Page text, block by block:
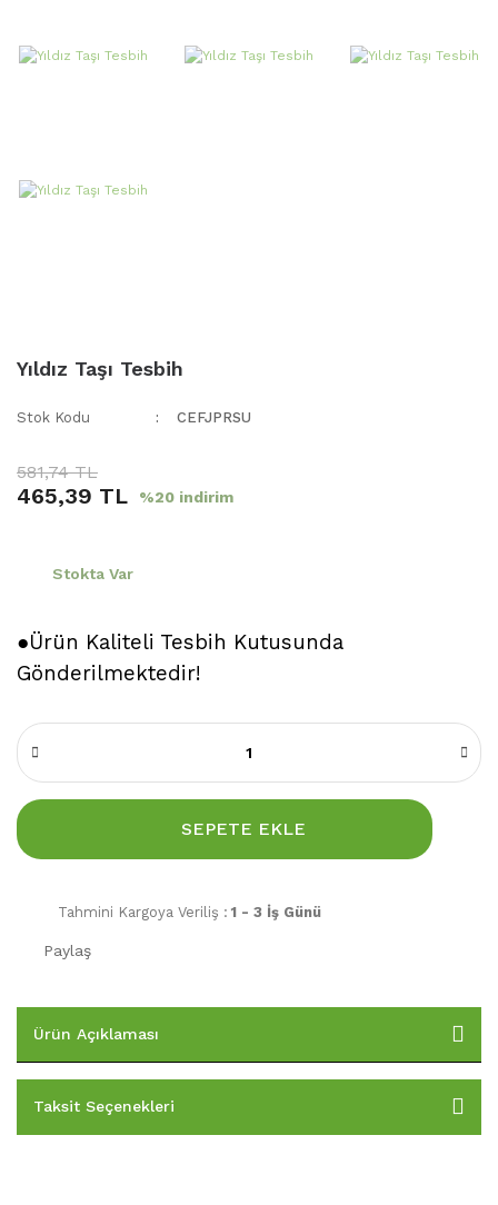
Yıldız Taşı Tesbih
Stok Kodu CEFJPRSU
581,74 TL
465,39 TL %20 indirim
Stokta Var
●Ürün Kaliteli Tesbih Kutusunda
Gönderilmektedir!
SEPETE EKLE
Tahmini Kargoya Veriliş : 1 - 3 İş Günü
Paylaş
Ürün Açıklaması
Taksit Seçenekleri